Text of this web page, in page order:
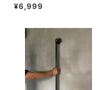
ルダー キッチンペーパー トイレ
ットペーパー アイアン ビス付
¥6,999